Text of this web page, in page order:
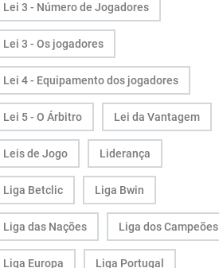
Lei 3 - Número de Jogadores
Lei 3 - Os jogadores
Lei 4 - Equipamento dos jogadores
Lei 5 - O Árbitro Lei da Vantagem
Leis de Jogo Liderança
Liga Betclic Liga Bwin
Liga das Nações Liga dos Campeões
Liga Europa Liga Portugal